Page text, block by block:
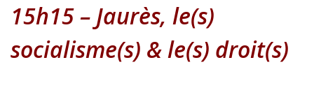
15h15 – Jaurès, le(s)
socialisme(s) & le(s) droit(s)